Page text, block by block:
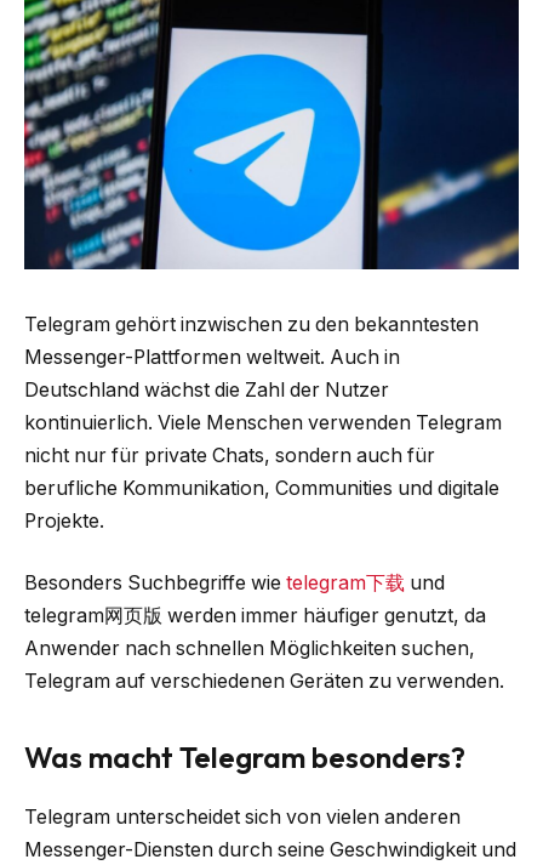
Telegram gehört inzwischen zu den bekanntesten
Messenger-Plattformen weltweit. Auch in
Deutschland wächst die Zahl der Nutzer
kontinuierlich. Viele Menschen verwenden Telegram
nicht nur für private Chats, sondern auch für
berufliche Kommunikation, Communities und digitale
Projekte.
Besonders Suchbegriffe wie telegram下载 und
telegram网页版 werden immer häufiger genutzt, da
Anwender nach schnellen Möglichkeiten suchen,
Telegram auf verschiedenen Geräten zu verwenden.
Was macht Telegram besonders?
Telegram unterscheidet sich von vielen anderen
Messenger-Diensten durch seine Geschwindigkeit und